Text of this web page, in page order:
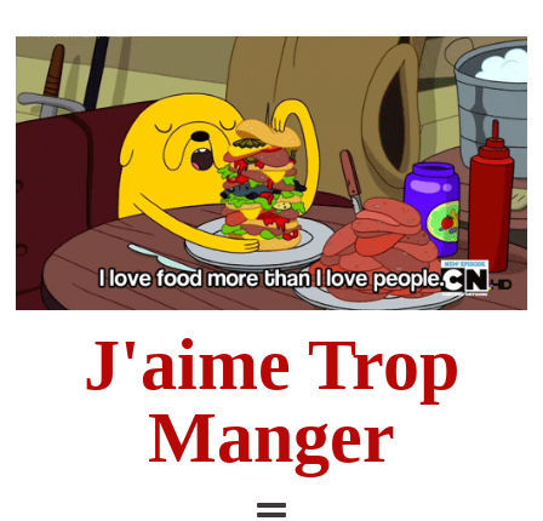
J'aime Trop
Manger